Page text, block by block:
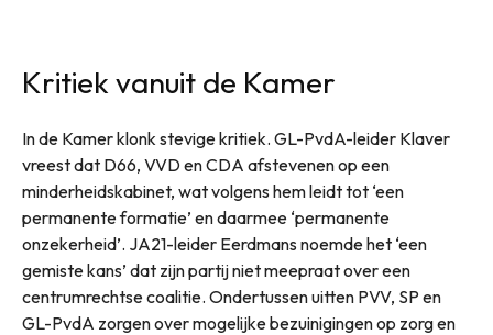
Kritiek vanuit de Kamer
In de Kamer klonk stevige kritiek. GL-PvdA-leider Klaver
vreest dat D66, VVD en CDA afstevenen op een
minderheidskabinet, wat volgens hem leidt tot ‘een
permanente formatie’ en daarmee ‘permanente
onzekerheid’. JA21-leider Eerdmans noemde het ‘een
gemiste kans’ dat zijn partij niet meepraat over een
centrumrechtse coalitie. Ondertussen uitten PVV, SP en
GL-PvdA zorgen over mogelijke bezuinigingen op zorg en